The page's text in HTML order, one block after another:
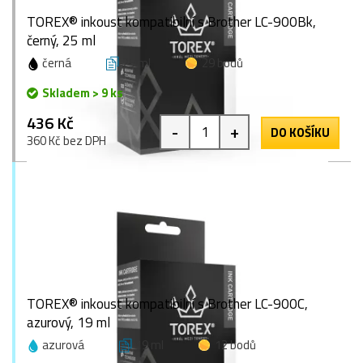
TOREX® inkoust kompatibilní s Brother LC-900Bk,
černý, 25 ml
černá 25 ml
29 bodů
Skladem > 9 ks
436 Kč
360 Kč bez DPH - + DO KOŠÍKU
TOREX® inkoust kompatibilní s Brother LC-900C,
azurový, 19 ml
azurová 19 ml 12 bodů